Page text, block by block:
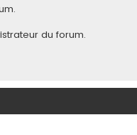
du forum.